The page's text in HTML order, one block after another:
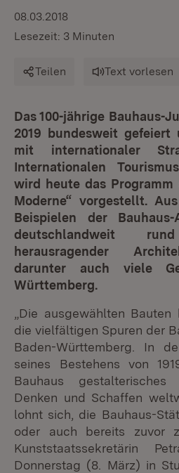
08.03.2018
Lesezeit: 3 Minuten
Teilen Text vorlesen
Das 100-jährige Bauhaus-
2019 bundesweit
mit internationaler
Internationalen
wird heute das Programm
Moderne“ vorgestellt.
Beispielen der
deutschlandweit
herausragender
darunter auch viele
Württemberg.
„Die ausgewählten
die vielfältigen Spuren der
Baden-Württemberg. In
seines Bestehens von
Bauhaus
Denken und Schaffen
lohnt sich, die Bauhaus-
oder auch bereits zuvor
Kunststaatssekretärin
Donnerstag (8. März) in